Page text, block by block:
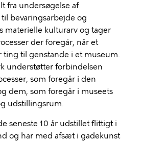
fra undersøgelse af
bevaringsarbejde og
materielle kulturarv og tager
der foregår, når et
ting til genstande i et museum.
understøtter forbindelsen
som foregår i den
dem, som foregår i museets
udstillingsrum.
seneste 10 år udstillet flittigt i
og har med afsæt i gadekunst